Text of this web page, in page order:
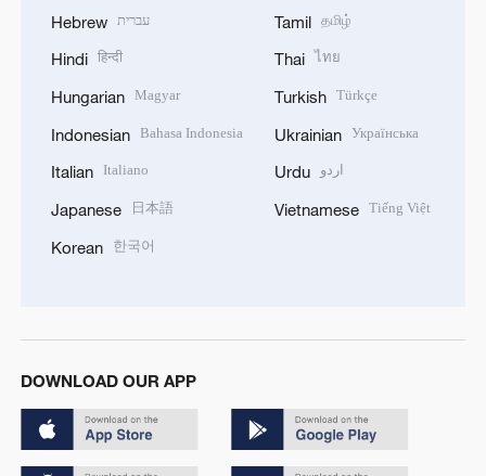
Hebrew עברית
Hindi हिन्दी
Hungarian Magyar
Indonesian Bahasa Indonesia
Italian Italiano
Japanese 日本語
Korean 한국어
Tamil தமிழ்
Thai ไทย
Turkish Türkçe
Ukrainian Українська
Urdu اردو
Vietnamese Tiếng Việt
DOWNLOAD OUR APP